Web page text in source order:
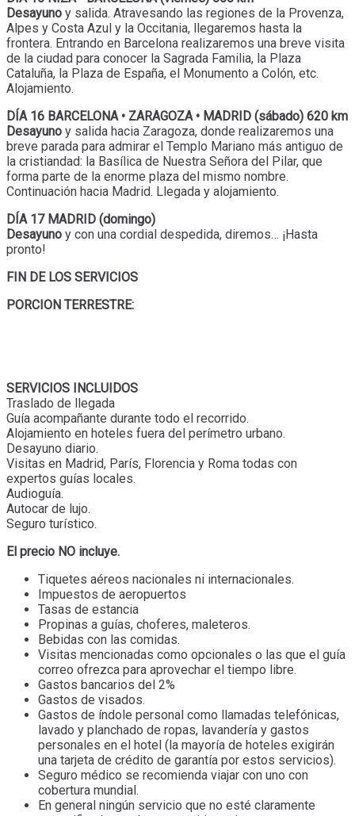
Desayuno y salida. Atravesando las regiones de la Provenza,
Alpes y Costa Azul y la Occitania, llegaremos hasta la
frontera. Entrando en Barcelona realizaremos una breve visita
de la ciudad para conocer la Sagrada Familia, la Plaza
Cataluña, la Plaza de España, el Monumento a Colón, etc.
Alojamiento.
DÍA 16 BARCELONA • ZARAGOZA • MADRID (sábado) 620 km
Desayuno y salida hacia Zaragoza, donde realizaremos una
breve parada para admirar el Templo Mariano más antiguo de
la cristiandad: la Basílica de Nuestra Señora del Pilar, que
forma parte de la enorme plaza del mismo nombre.
Continuación hacia Madrid. Llegada y alojamiento.
DÍA 17 MADRID (domingo)
Desayuno y con una cordial despedida, diremos… ¡Hasta
pronto!
FIN DE LOS SERVICIOS
PORCION TERRESTRE:
SERVICIOS INCLUIDOS
Traslado de llegada
Guía acompañante durante todo el recorrido.
Alojamiento en hoteles fuera del perímetro urbano.
Desayuno diario.
Visitas en Madrid, París, Florencia y Roma todas con
expertos guías locales.
Audioguía.
Autocar de lujo.
Seguro turístico.
El precio NO incluye.
Tiquetes aéreos nacionales ni internacionales.
Impuestos de aeropuertos
Tasas de estancia
Propinas a guías, choferes, maleteros.
Bebidas con las comidas.
Visitas mencionadas como opcionales o las que el guía
correo ofrezca para aprovechar el tiempo libre.
Gastos bancarios del 2%
Gastos de visados.
Gastos de índole personal como llamadas telefónicas,
lavado y planchado de ropas, lavandería y gastos
personales en el hotel (la mayoría de hoteles exigirán
una tarjeta de crédito de garantía por estos servicios).
Seguro médico se recomienda viajar con uno con
cobertura mundial.
En general ningún servicio que no esté claramente